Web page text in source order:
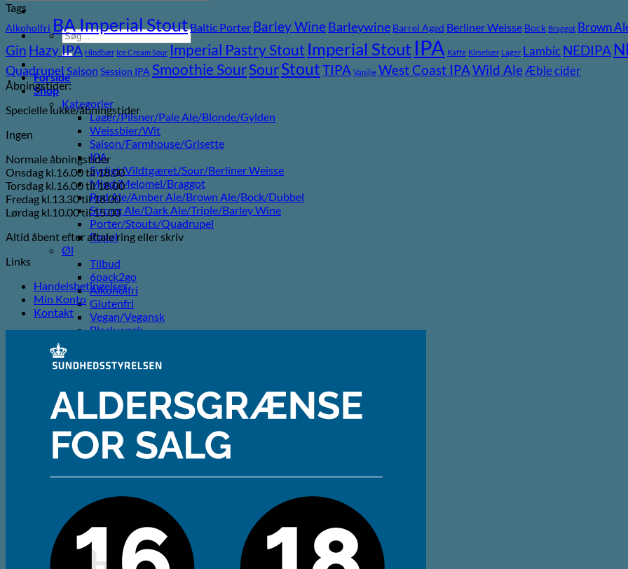
Søg
efter:
Forside
Shop
Kategorier
Lager/Pilsner/Pale Ale/Blonde/Gylden
Weissbier/Wit
Saison/Farmhouse/Grisette
IPA
Syrligt/Vildtgæret/Sour/Berliner Weisse
Mjød/Melomel/Braggot
Red Ale/Amber Ale/Brown Ale/Bock/Dubbel
Strong Ale/Dark Ale/Triple/Barley Wine
Porter/Stouts/Quadrupel
Røgøl
Øl
Tilbud
6pack2go
Alkoholfri
Glutenfri
Vegan/Vegansk
Black week
Andet
Cider
Likør
Most og Sodavand
Chips
Diverse
Gaveæsker og indpakning
Glas
Om ØL2GO
Kontakt
Kurv /
0,00kr.
Tags
Alkoholfri BA Imperial StoutBaltic Porter Barley Wine Barleywine Barrel Aged Berliner Weisse Bock Braggot Brown
Gin Hazy IPA Hindbær Ice Cream Sour Imperial Pastry Stout Imperial Stout IPA Kaffe Kirsebær Lager LambicNEDIPA
Quadrupel Saison Session IPA Smoothie SourSourStoutTIPA Vanilje West Coast IPAWild AleÆble cider
Åbningstider:
Specielle lukke/åbningstider
Ingen
Normale åbningstider
Onsdag kl.16.00 til 18.00
Torsdag kl.16.00 til 18.00
Fredag kl.13.30 til 18.00
Lørdag kl.10.00 til 15.00
Altid åbent efter aftale ring eller skriv
Links
Handelsbetingelser
Min Konto
Kontakt